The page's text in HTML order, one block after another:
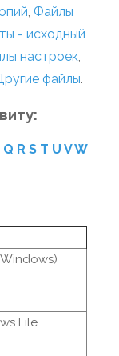
, Файлы
- исходный
настроек,
файлы.
Q R S T U VW
File